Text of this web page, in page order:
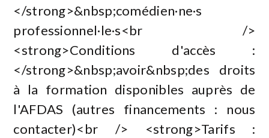
</strong>&nbsp;comédien·ne·s
professionnel·le·s<br />
<strong>Conditions d'accès :
</strong>&nbsp;avoir&nbsp;des droits
à la formation disponibles auprès de
l'AFDAS (autres financements : nous
contacter)<br /> <strong>Tarifs :